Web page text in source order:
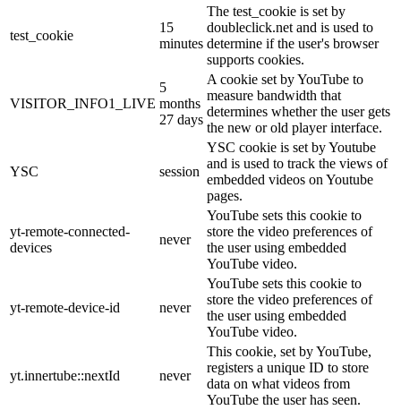
test_cookie
15
minutes
The test_cookie is set by
doubleclick.net and is used to
determine if the user's browser
supports cookies.
VISITOR_INFO1_LIVE
5
months
27 days
A cookie set by YouTube to
measure bandwidth that
determines whether the user gets
the new or old player interface.
YSC session
YSC cookie is set by Youtube
and is used to track the views of
embedded videos on Youtube
pages.
yt-remote-connected-
devices
never
YouTube sets this cookie to
store the video preferences of
the user using embedded
YouTube video.
yt-remote-device-id never
YouTube sets this cookie to
store the video preferences of
the user using embedded
YouTube video.
yt.innertube::nextId never
This cookie, set by YouTube,
registers a unique ID to store
data on what videos from
YouTube the user has seen.